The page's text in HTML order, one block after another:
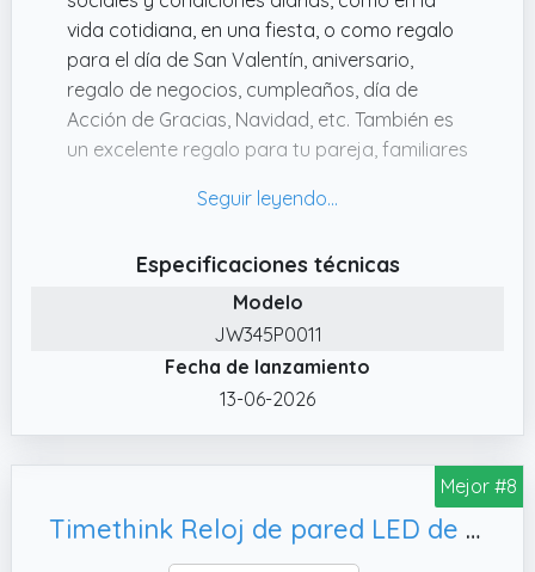
vida cotidiana, en una fiesta, o como regalo
para el día de San Valentín, aniversario,
regalo de negocios, cumpleaños, día de
Acción de Gracias, Navidad, etc. También es
un excelente regalo para tu pareja, familiares
✔️ Movimiento de cuarzo de alta calidad y
preciso del tiempo, rendimiento perfecto.
✔️ 12 meses de garantía y 91 días de garantía
de reembolso. Si no está satisfecho con el
producto, póngase en contacto con
nosotros a tiempo.
✔️ Resistencia al agua (bar/ATM): 2
esnórquel o trabajos en el agua.
Especificaciones técnicas
Modelo
JW345P0011
Fecha de lanzamiento
13-06-2026
Mejor #8
Timethink Reloj de pared LED de 12 pulgadas con 7 modos luminosos, regalo